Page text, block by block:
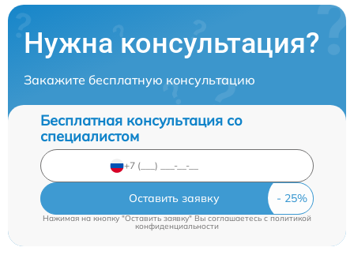
Нужна консультация?
Закажите бесплатную консультацию
Бесплатная консультация со
специалистом
Оставить заявку
Нажимая на кнопку "Оставить заявку" Вы соглашаетесь cполитикой
конфиденциальности